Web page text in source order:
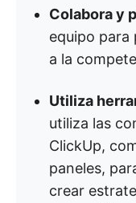
Colabora y
equipo para
a la
Utiliza
utiliza las
ClickUp,
paneles,
crear